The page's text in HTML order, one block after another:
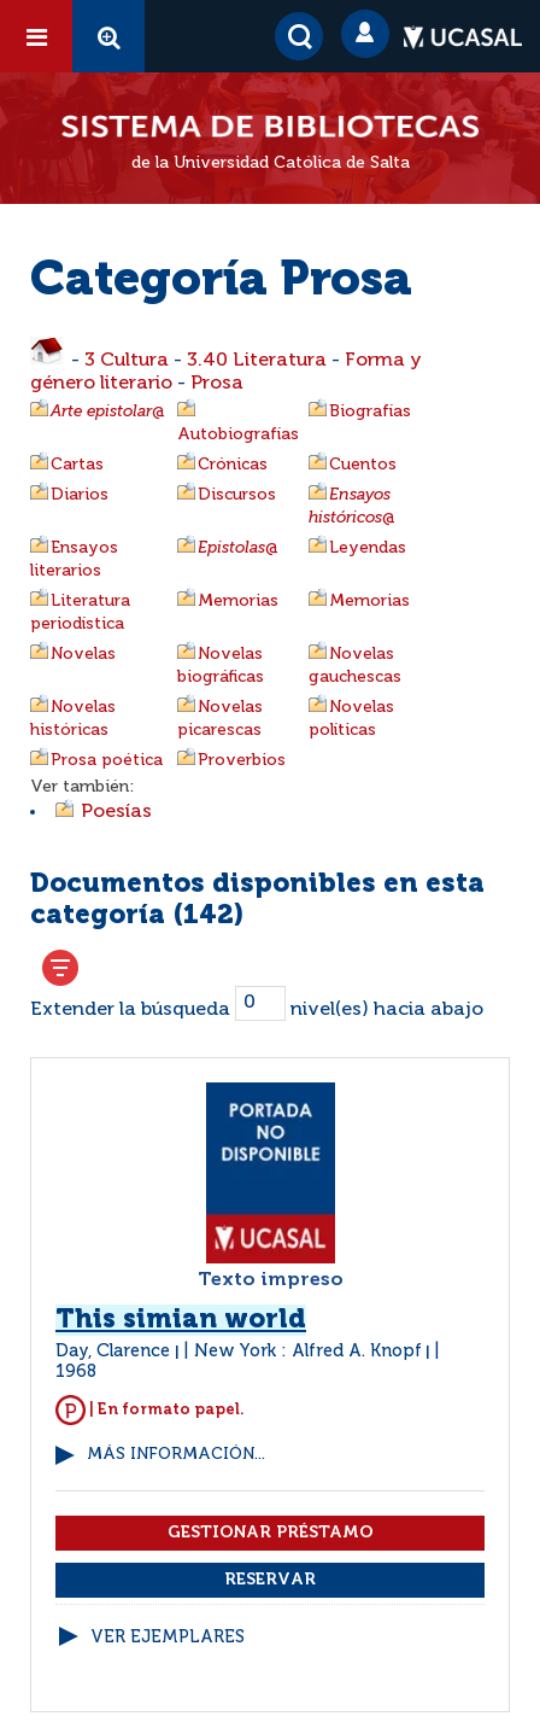
de la Universidad Católica de Salta
Categoría Prosa
- 3 Cultura - 3.40 Literatura - Forma y
género literario - Prosa
Arte epistolar@
Autobiografías
Biografías
Cartas Crónicas
Cuentos
Diarios
Discursos
Ensayos
históricos@
Ensayos
literarios
Epistolas@ Leyendas
Literatura
periodística
Memorias Memorias
Novelas
Novelas
biográficas
Novelas
gauchescas
Novelas
históricas
Novelas
picarescas
Novelas
políticas
Prosa poética
Proverbios
Ver también:
Poesías
Documentos disponibles en esta
categoría (142)
Extender la búsqueda nivel(es) hacia abajo
Texto impreso
This simian world
Day, Clarence New York : Alfred A. Knopf
1968
| En formato papel.
MÁS INFORMACIÓN...
VER EJEMPLARES